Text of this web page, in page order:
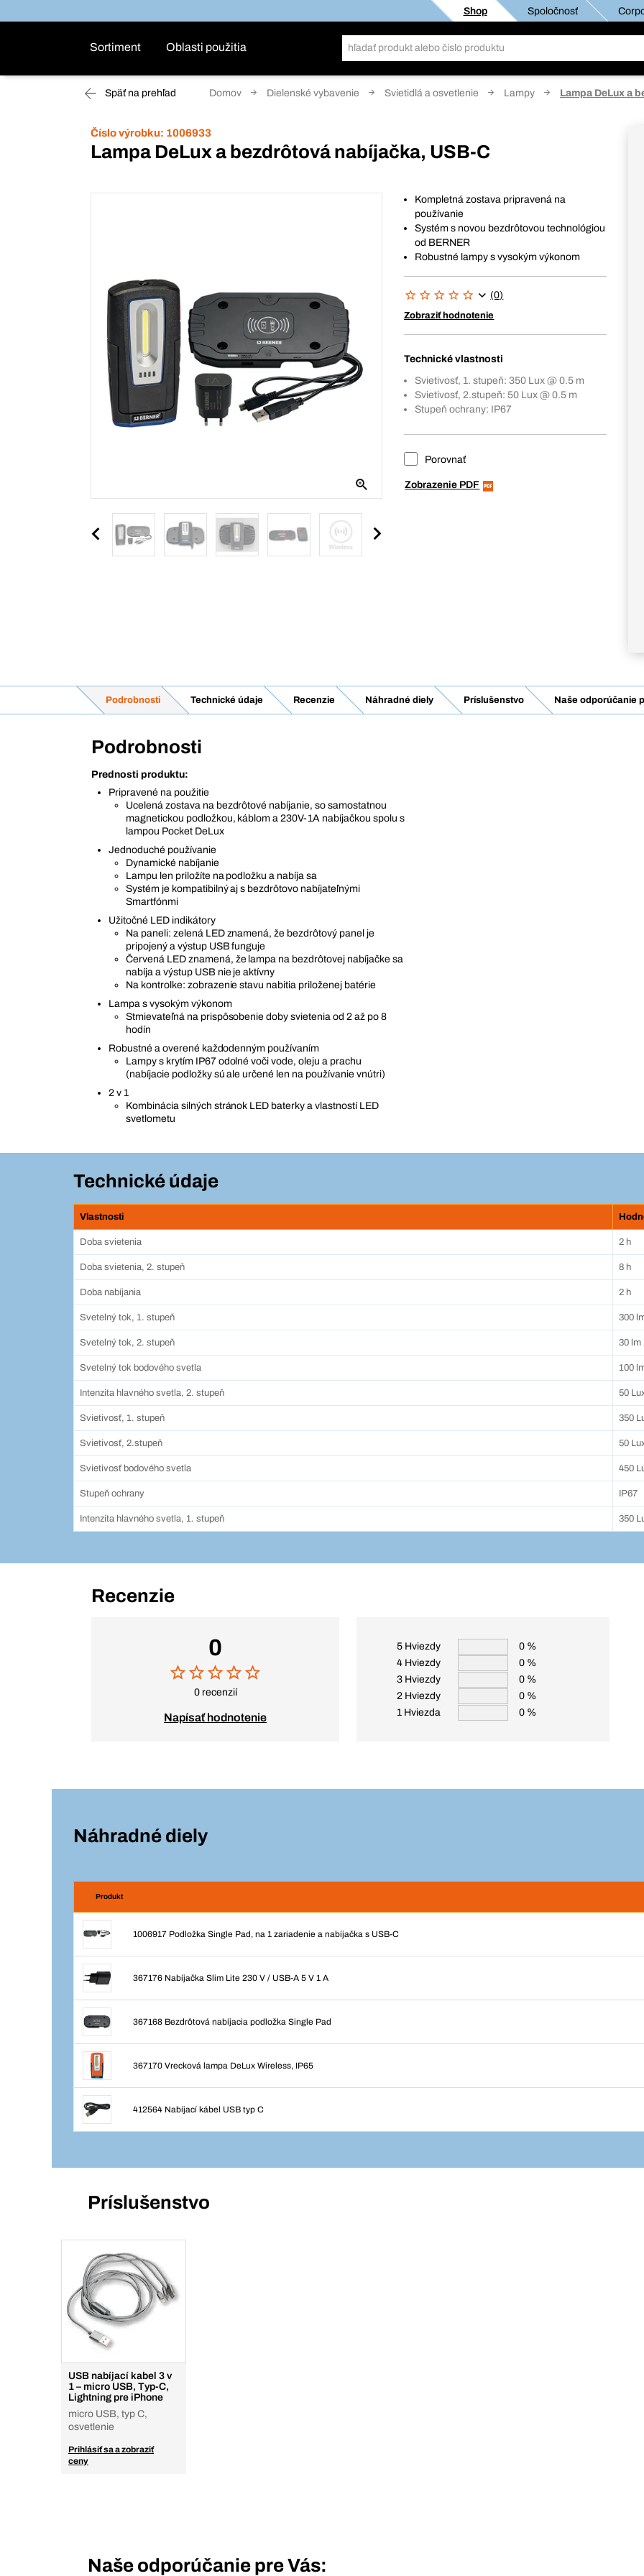
Shop Spoločnosť
Sortiment Oblasti použitia
Späť na prehľad Domov Dielenské vybavenie Svietidlá a osvetlenie Lampy Lampa DeLux a
Číslo výrobku: 1006933
Lampa DeLux a bezdrôtová nabíjačka, USB-C
Kompletná zostava pripravená na
používanie
Systém s novou bezdrôtovou technológiou
od BERNER
Robustné lampy s vysokým výkonom
(0)
Zobraziť hodnotenie
Technické vlastnosti
Svietivosť, 1. stupeň: 350 Lux @ 0.5 m
Svietivosť, 2.stupeň: 50 Lux @ 0.5 m
Stupeň ochrany: IP67
Porovnať
Zobrazenie PDF
Podrobnosti Technické údaje Recenzie Náhradné diely Príslušenstvo Naše odporúčanie
Podrobnosti
Prednosti produktu:
Pripravené na použitie
Ucelená zostava na bezdrôtové nabíjanie, so samostatnou
magnetickou podložkou, káblom a 230V-1A nabíjačkou spolu s
lampou Pocket DeLux
Jednoduché používanie
Dynamické nabíjanie
Lampu len priložíte na podložku a nabíja sa
Systém je kompatibilný aj s bezdrôtovo nabíjateľnými
Smartfónmi
Užitočné LED indikátory
Na paneli: zelená LED znamená, že bezdrôtový panel je
pripojený a výstup USB funguje
Červená LED znamená, že lampa na bezdrôtovej nabíjačke sa
nabíja a výstup USB nie je aktívny
Na kontrolke: zobrazenie stavu nabitia priloženej batérie
Lampa s vysokým výkonom
Stmievateľná na prispôsobenie doby svietenia od 2 až po 8
hodín
Robustné a overené každodenným používaním
Lampy s krytím IP67 odolné voči vode, oleju a prachu
(nabíjacie podložky sú ale určené len na používanie vnútri)
2 v 1
Kombinácia silných stránok LED baterky a vlastností LED
svetlometu
Technické údaje
Vlastnosti
Doba svietenia 2 h
Doba svietenia, 2. stupeň 8 h
Doba nabíjania 2 h
Svetelný tok, 1. stupeň 300
Svetelný tok, 2. stupeň 30 lm
Svetelný tok bodového svetla 100
Intenzita hlavného svetla, 2. stupeň 50
Svietivosť, 1. stupeň 350
Svietivosť, 2.stupeň 50
Svietivosť bodového svetla 450
Stupeň ochrany IP67
Intenzita hlavného svetla, 1. stupeň 350
Recenzie
0
0 recenzií
Napísať hodnotenie
5 Hviezdy
0 %
4 Hviezdy
0 %
3 Hviezdy
0 %
2 Hviezdy
0 %
1 Hviezda
0 %
Náhradné diely
Produkt
1006917 Podložka Single Pad, na 1 zariadenie a nabíjačka s USB-C
367176 Nabíjačka Slim Lite 230 V / USB-A 5 V 1 A
367168 Bezdrôtová nabíjacia podložka Single Pad
367170 Vrecková lampa DeLux Wireless, IP65
412564 Nabíjací kábel USB typ C
Príslušenstvo
USB nabíjací kabel 3 v
1 – micro USB, Typ-C,
Lightning pre iPhone
micro USB, typ C,
osvetlenie
Prihlásiť sa a zobraziť
ceny
Naše odporúčanie pre Vás: